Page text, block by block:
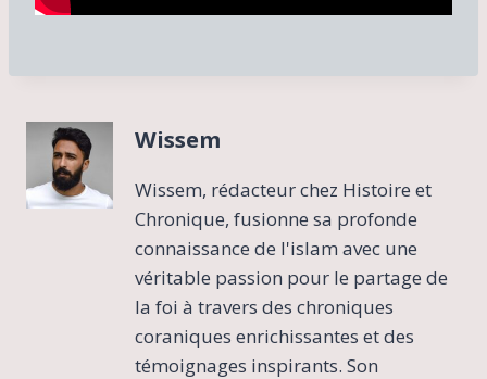
Wissem
Wissem, rédacteur chez Histoire et
Chronique, fusionne sa profonde
connaissance de l'islam avec une
véritable passion pour le partage de
la foi à travers des chroniques
coraniques enrichissantes et des
témoignages inspirants. Son